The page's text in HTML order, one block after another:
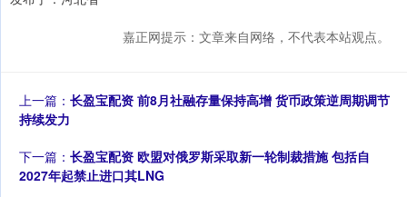
嘉正网提示：文章来自网络，不代表本站观点。
上一篇： 长盈宝配资 前8月社融存量保持高增 货币政策逆周期调节
持续发力
下一篇： 长盈宝配资 欧盟对俄罗斯采取新一轮制裁措施 包括自
2027年起禁止进口其LNG